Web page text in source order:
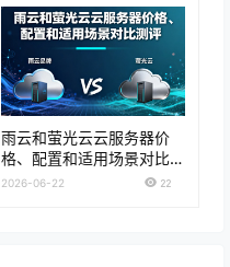
雨云和萤光云云服务器价
格、配置和适用场景对比测
评
2026-06-22 22